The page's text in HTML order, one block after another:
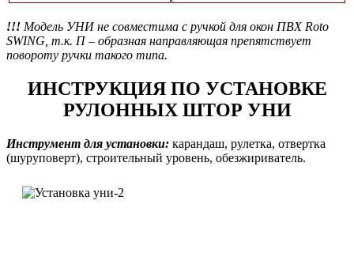
!!! Модель УНИ не совместима с ручкой для окон ПВХ Roto
SWING, т.к. П – образная направляющая препятствует
повороту ручки такого типа.
ИНСТРУКЦИЯ ПО УСТАНОВКЕ
РУЛОННЫХ ШТОР УНИ
Инструмент для установки: карандаш, рулетка, отвертка
(шуруповерт), строительный уровень, обезжириватель.